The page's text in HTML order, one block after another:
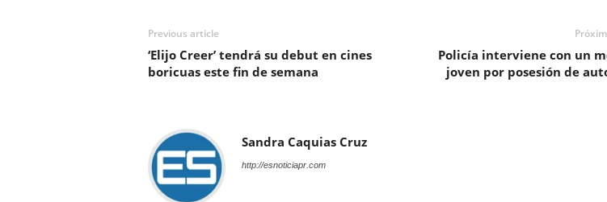
Previous article
‘Elijo Creer’ tendrá su debut en cines
boricuas este fin de semana
Policía interviene con un
joven por posesión de
Sandra Caquias Cruz
http://esnoticiapr.com